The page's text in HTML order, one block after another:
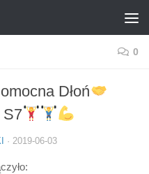
0
Dłoń
S7
· 2019-06-03